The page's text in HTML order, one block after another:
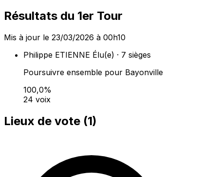
Résultats du 1er Tour
Mis à jour le 23/03/2026 à 00h10
Philippe ETIENNE Élu(e) · 7 sièges
Poursuivre ensemble pour Bayonville
100,0%
24 voix
Lieux de vote (1)